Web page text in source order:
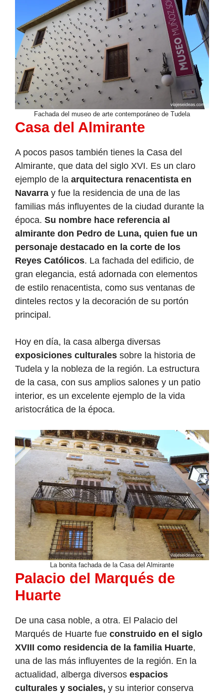
Fachada del museo de arte contemporáneo de Tudela
Casa del Almirante
A pocos pasos también tienes la Casa del
Almirante, que data del siglo XVI. Es un claro
ejemplo de la arquitectura renacentista en
Navarra y fue la residencia de una de las
familias más influyentes de la ciudad durante la
época. Su nombre hace referencia al
almirante don Pedro de Luna, quien fue un
personaje destacado en la corte de los
Reyes Católicos. La fachada del edificio, de
gran elegancia, está adornada con elementos
de estilo renacentista, como sus ventanas de
dinteles rectos y la decoración de su portón
principal.
Hoy en día, la casa alberga diversas
exposiciones culturales sobre la historia de
Tudela y la nobleza de la región. La estructura
de la casa, con sus amplios salones y un patio
interior, es un excelente ejemplo de la vida
aristocrática de la época.
La bonita fachada de la Casa del Almirante
Palacio del Marqués de
Huarte
De una casa noble, a otra. El Palacio del
Marqués de Huarte fue construido en el siglo
XVIII como residencia de la familia Huarte,
una de las más influyentes de la región. En la
actualidad, alberga diversos espacios
culturales y sociales, y su interior conserva